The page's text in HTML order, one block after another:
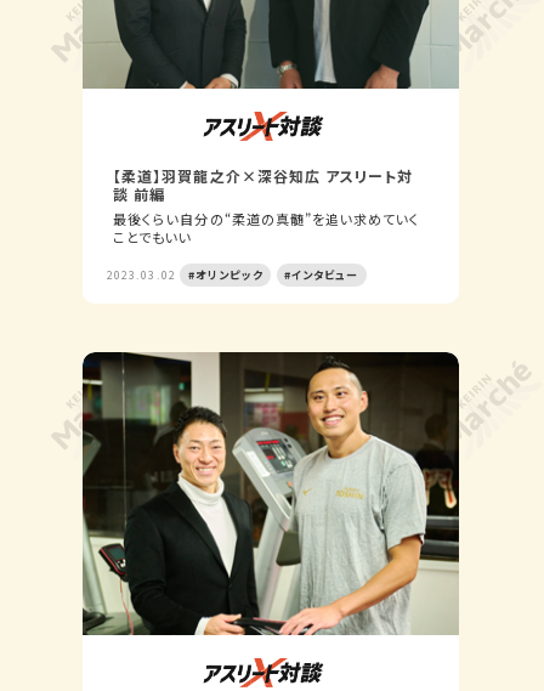
【柔道】羽賀龍之介×深谷知広 アスリート対
談 前編
最後くらい自分の“柔道の真髄”を追い求めていく
ことでもいい
2023.03.02 #オリンピック #インタビュー